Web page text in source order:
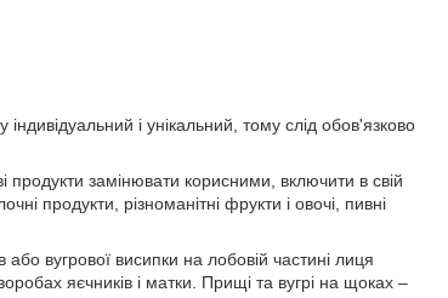
і унікальний, тому слід обов'язково
продукти замінювати корисними, включити в свій
продукти, різноманітні фрукти і овочі, пивні
вугрової висипки на лобовій частині лиця
яєчників і матки. Прищі та вугрі на щоках –